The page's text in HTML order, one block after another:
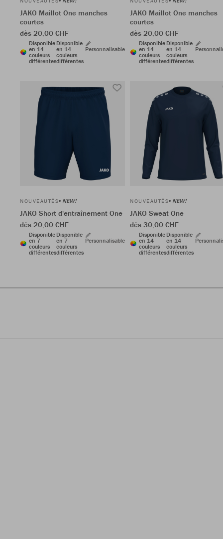
JAKO Maillot One manches
courtes
dès 20,00 CHF
Disponible
en 14
couleurs
différentes
Disponible
en 14
couleurs
différentes
Personnalisable
JAKO Maillot One manches
courtes
dès 20,00 CHF
Disponible
en 14
couleurs
différentes
Disponible
en 14
couleurs
différentes
NOUVEAUTÉS NEW!
JAKO Short d'entraînement One
dès 20,00 CHF
Disponible
en 7
couleurs
différentes
Disponible
en 7
couleurs
différentes
Personnalisable
NOUVEAUTÉS NEW!
JAKO Sweat One
dès 30,00 CHF
Disponible
en 14
couleurs
différentes
Disponible
en 14
couleurs
différentes